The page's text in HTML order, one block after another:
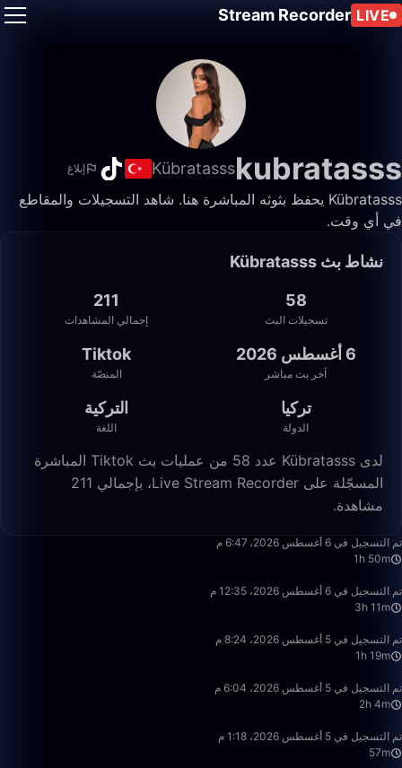
LIVE
Stream Recorder
kubratasss
Kübratasss إبلاغ
Kübratasss يحفظ بثوثه المباشرة هنا. شاهد التسجيلات والمقاطع
في أي وقت.
نشاط بث Kübratasss
58
تسجيلات البث
211
إجمالي المشاهدات
6 أغسطس 2026
آخر بث مباشر
Tiktok
المنصّة
تركيا
الدولة
التركية
اللغة
لدى Kübratasss عدد 58 من عمليات بث Tiktok المباشرة
المسجّلة على Live Stream Recorder، بإجمالي 211
مشاهدة.
تم التسجيل في 6 أغسطس 2026، 6:47 م
1h 50m
3:11:28
تم التسجيل في 6 أغسطس 2026، 12:35 م
3h 11m
1:19:32
تم التسجيل في 5 أغسطس 2026، 8:24 م
1h 19m
2:04:57
تم التسجيل في 5 أغسطس 2026، 6:04 م
2h 4m
57:48
تم التسجيل في 5 أغسطس 2026، 1:18 م
57m